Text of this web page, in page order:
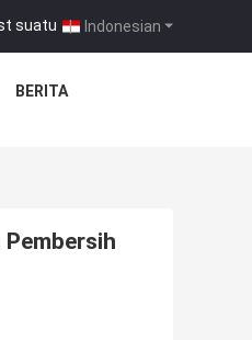
Indonesian
suatu |
BERITA